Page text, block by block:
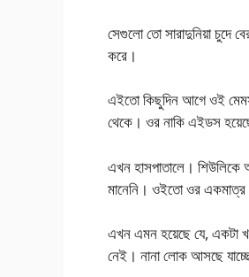
সেগুলো তো সারাদুনিয়া চুদে
করে।
এইতো কিছুদিন আগে ওই
থেকে। ওর নাকি এইডস
এখন হাসপাতালে।
মানেনি। ওইতো ওর
এখন এমন হয়েছে যে, একটা
নেই। নানা লোক আসছে